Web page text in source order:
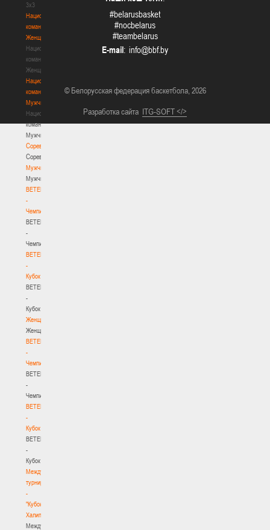
3х3
Национальная
команда.
Женщины
Национальная
команда.
Женщины
Национальная
команда.
Мужчины
Национальная
команда.
Мужчины
Соревнования
Соревнования
Мужчины
Мужчины
BETERA
-
Чемпионат
BETERA
-
Чемпионат
BETERA
-
Кубок
BETERA
-
Кубок
Женщины
Женщины
BETERA
-
Чемпионат
BETERA
-
Чемпионат
BETERA
-
Кубок
BETERA
-
Кубок
Международный
турнир
-
"Кубок
Халипского"
Международный
#belarusbasket
#nocbelarus
#teambelarus
E-mail:
© Белорусская федерация баскетбола, 2026
Разработка сайта ITG-SOFT </>